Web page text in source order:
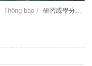
Thông báo 研習或學分...